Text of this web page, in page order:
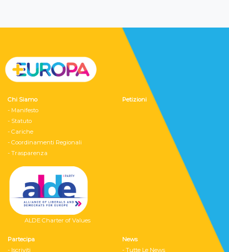
Chi Siamo
- Manifesto
- Statuto
- Cariche
- Coordinamenti Regionali
- Trasparenza
ALDE Charter of Values
Petizioni
Partecipa
- Iscriviti
News
- Tutte Le News